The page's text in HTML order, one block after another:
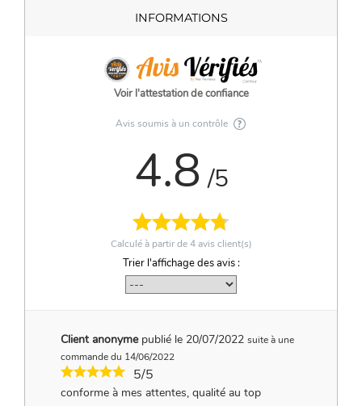
INFORMATIONS
Voir l'attestation de confiance
Avis soumis à un contrôle
4.8 /5
Calculé à partir de4avis client(s)
Trier l'affichage des avis :
Client anonyme publié le 20/07/2022 suite à une
commande du 14/06/2022
5/5
conforme à mes attentes, qualité au top